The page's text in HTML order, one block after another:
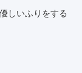
しいふりをする